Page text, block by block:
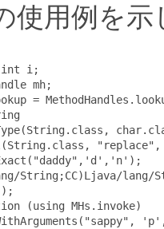
使用例を示
int i;
mh;
=
String;CC)Ljava/lang/
(using MHs.invoke)